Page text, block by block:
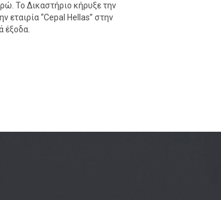
Το Δικαστήριο κήρυξε την
“Cepal Hellas” στην
έξοδα.